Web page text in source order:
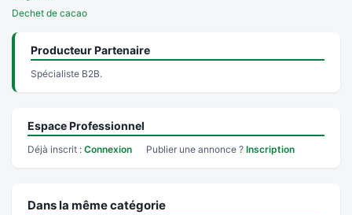
Dechet de cacao
Producteur Partenaire
Spécialiste B2B.
Espace Professionnel
Déjà inscrit : Connexion Publier une annonce ? Inscription
Dans la même catégorie